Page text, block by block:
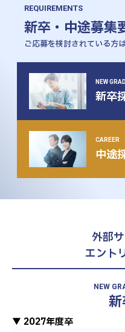
プロフェッショナルパートナー
プロフェッショナ
対象者
①税理士 ②公
をお持ちの方
募集職種・
税務会計コン
会計コンサル
雇用形態 業務委託
・月次、年次
・4半期決算の
・申告書（個
・各種制度（
・組織再編や
下記について
業務内容
契約開始時期
契約期間（1
報酬（時給も
業務を行う場所
REQUIREMENTS
新卒・中途募集
ご応募を検討されている方
NEW
新卒
CAREER
中途
外部
エント
NEW
▼ 2027年度卒